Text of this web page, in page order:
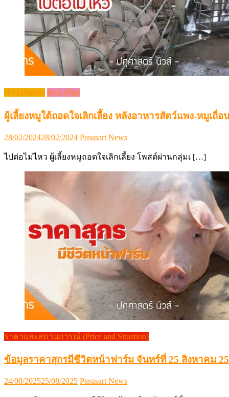
ข่าว (News) สุกร (Pig)
ผู้เลี้ยงหมูใต้ถอดใจเลิกเลี้ยง หลังอาหารสัตว์แพง-หมูเถื่อ
Posted
28/02/202428/02/2024 Author
Pasusart News
ไปต่อไม่ไหว ผู้เลี้ยงหมูถอดใจเลิกเลี้ยง โพสต์ผ่านกลุ่มเ […]
ราคาและสถานการณ์ (Price and Situation)
ข้อมูลราคาสุกรมีชีวิตหน้าฟาร์ม จันทร์ที่ 25 สิงหาคม
Posted
24/08/202525/08/2025 Author
Pasusart News